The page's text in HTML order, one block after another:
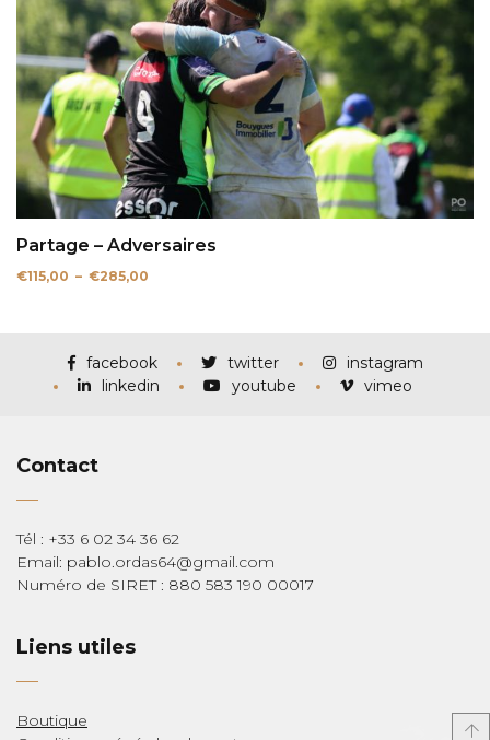
Partage – Adversaires
€115,00 – €285,00
€285,00
facebook twitter
instagram
linkedin
youtube vimeo
Contact
Tél : +33 6 02 34 36 62
Email: pablo.ordas64@gmail.com
Numéro de SIRET : 880 583 190 00017
Liens utiles
Boutique